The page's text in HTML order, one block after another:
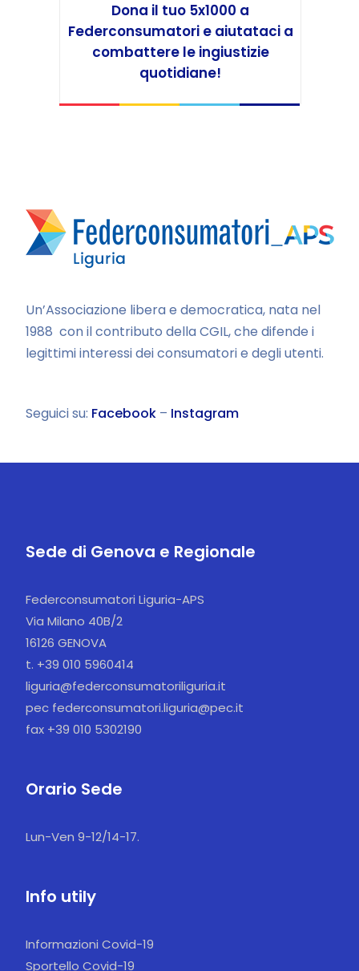
Dona il tuo 5x1000 a
Federconsumatori e aiutataci a
combattere le ingiustizie
quotidiane!
Un’Associazione libera e democratica, nata nel
1988 con il contributo della CGIL, che difende i
legittimi interessi dei consumatori e degli utenti.
Seguici su: Facebook – Instagram
Sede di Genova e Regionale
Federconsumatori Liguria-APS
Via Milano 40B/2
16126 GENOVA
t. +39 010 5960414
liguria@federconsumatoriliguria.it
pec federconsumatori.liguria@pec.it
fax +39 010 5302190
Orario Sede
Lun-Ven 9-12/14-17.
Info utily
Informazioni Covid-19
Sportello Covid-19